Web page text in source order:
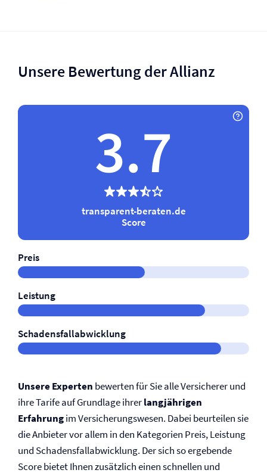
Unsere Bewertung der Allianz
3.7
transparent-beraten.de
Score
Preis
Leistung
Schadensfallabwicklung
Unsere Experten bewerten für Sie alle Versicherer und
ihre Tarife auf Grundlage ihrerlangjährigen
Erfahrungim Versicherungswesen. Dabei beurteilen sie
die Anbieter vor allem in den Kategorien Preis, Leistung
und Schadensfallabwicklung. Der sich so ergebende
Score bietet Ihnen zusätzlich einen schnellen und